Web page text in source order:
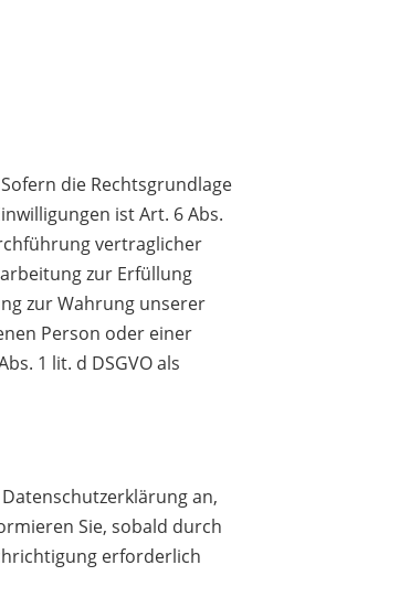
die Rechtsgrundlage
ist Art. 6Abs.
vertraglicher
zur Erfüllung
zur Wahrung unserer
Person oder einer
1 lit. d DSGVO als
an,
Sie, sobald durch
erforderlich